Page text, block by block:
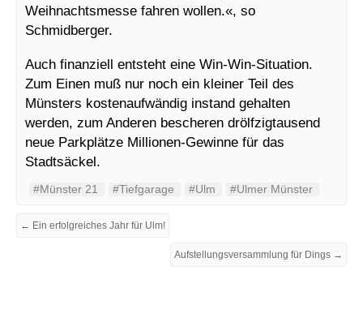
Weihnachtsmesse fahren wollen.«, so
Schmidberger.
Auch finanziell entsteht eine Win-Win-Situation.
Zum Einen muß nur noch ein kleiner Teil des
Münsters kostenaufwändig instand gehalten
werden, zum Anderen bescheren drölfzigtausend
neue Parkplätze Millionen-Gewinne für das
Stadtsäckel.
#Münster 21 #Tiefgarage #Ulm #Ulmer Münster
← Ein erfolgreiches Jahr für Ulm!
Aufstellungsversammlung für Dings →